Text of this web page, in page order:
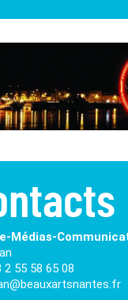
Médias-
2 55 58 65 08